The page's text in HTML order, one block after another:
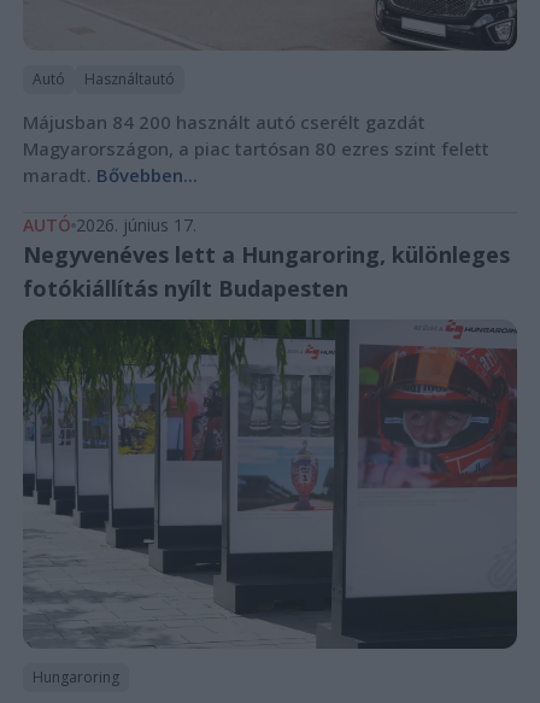
Autó Használtautó
Májusban 84 200 használt autó cserélt gazdát
Magyarországon, a piac tartósan 80 ezres szint felett
maradt. Bővebben...
AUTÓ 2026. június 17.
Negyvenéves lett a Hungaroring, különleges
fotókiállítás nyílt Budapesten
Hungaroring